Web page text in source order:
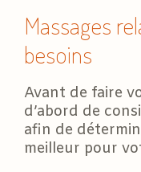
Massages
besoins
Avant de faire
d’abord de
afin de
meilleur pour